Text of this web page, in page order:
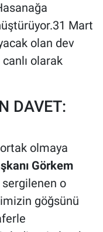
Mart
olan dev
olarak
DAVET:
olmaya
Görkem
sergilenen o
göğsünü